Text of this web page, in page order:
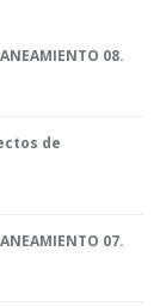
08.
de
07.